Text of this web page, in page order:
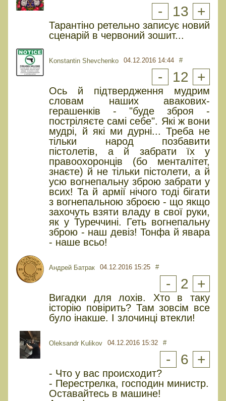
- 13 +
Тарантіно ретельно записує новий
сценарій в червоний зошит...
Konstantin Shevchenko 04.12.2016 14:44 #
- 12 +
Ось й підтвердження мудрим
словам наших авакових-
герашенків - "буде зброя -
постріляєте самі себе". Які ж вони
мудрі, й які ми дурні... Треба не
тільки народ позбавити
пістолетів, а й забрати їх у
правоохоронців (бо менталітет,
знаєте) й не тільки пістолети, а й
усю вогнепальну зброю забрати у
всих! Та й армії нічого тоді бігати
з вогнепальною зброєю - що якщо
захочуть взяти владу в свої руки,
як у Туреччині. Геть вогнепальну
зброю - наш девіз! Тонфа й явара
- наше всьо!
Андрей Батрак 04.12.2016 15:25 #
- 2 +
Вигадки для лохів. Хто в таку
історію повірить? Там зовсім все
було інакше. І злочинці втекли!
Oleksandr Kulikov 04.12.2016 15:32 #
- 6 +
- Что у вас происходит?
- Перестрелка, господин министр.
Оставайтесь в машине!